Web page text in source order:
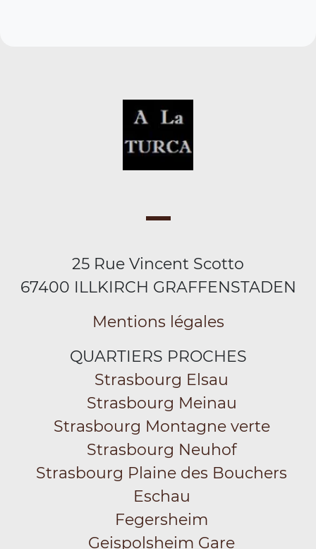
25 Rue Vincent Scotto
67400 ILLKIRCH GRAFFENSTADEN
Mentions légales
QUARTIERS PROCHES
Strasbourg Elsau
Strasbourg Meinau
Strasbourg Montagne verte
Strasbourg Neuhof
Strasbourg Plaine des Bouchers
Eschau
Fegersheim
Geispolsheim Gare